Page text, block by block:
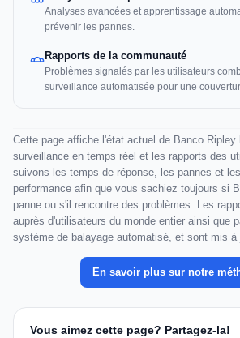
Analyses avancées et apprentissage
prévenir les pannes.
Rapports de la communauté
Problèmes signalés par les utilisateurs
surveillance automatisée pour une
Cette page affiche l'état actuel de Banco Ripley
surveillance en temps réel et les rapports des
suivons les temps de réponse, les pannes et
performance afin que vous sachiez toujours si
panne ou s'il rencontre des problèmes. Les
auprès d'utilisateurs du monde entier ainsi que
système de balayage automatisé, et sont mis à
En savoir plus sur notre
Vous aimez cette page? Partagez-la!